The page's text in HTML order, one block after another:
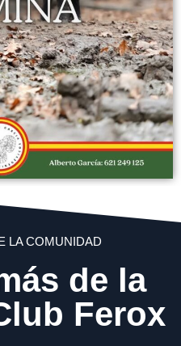
LA COMUNIDAD
de la
Ferox